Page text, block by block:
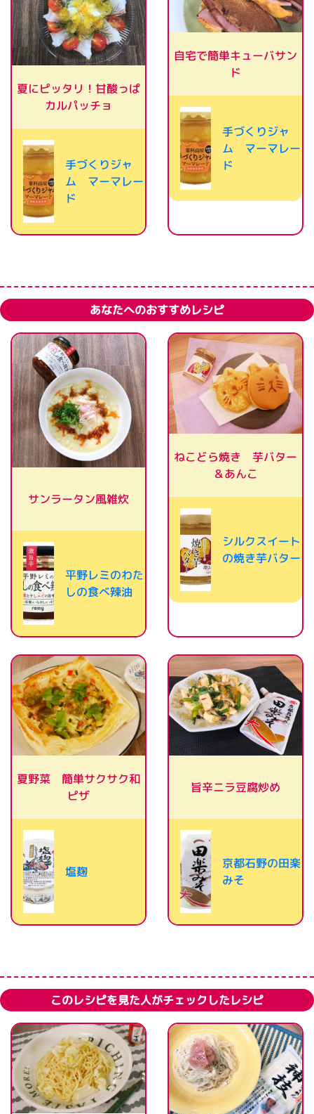
夏にピッタリ！甘酸っぱ
カルパッチョ
手づくりジャ
ム マーマレー
ド
自宅で簡単キューバサン
ド
手づくりジャ
ム マーマレー
ド
あなたへのおすすめレシピ
サンラータン風雑炊
平野レミのわた
しの食べ辣油
ねこどら焼き 芋バター
＆あんこ
シルクスイート
の焼き芋バター
夏野菜 簡単サクサク和
ピザ
塩麹
旨辛ニラ豆腐炒め
京都石野の田楽
みそ
このレシピを見た人がチェックしたレシピ